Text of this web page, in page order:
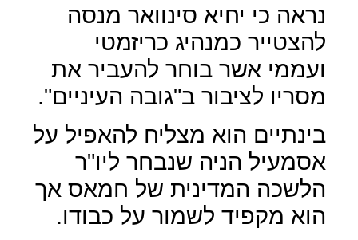
נראה כי יחיא סינוואר מנסה
להצטייר כמנהיג כריזמטי
ועממי אשר בוחר להעביר את
מסריו לציבור ב"גובה העיניים".
בינתיים הוא מצליח להאפיל על
אסמעיל הניה שנבחר ליו"ר
הלשכה המדינית של חמאס אך
הוא מקפיד לשמור על כבודו.